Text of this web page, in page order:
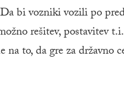
bi vozniki vozili po
rešitev, postavitev
to, da gre za